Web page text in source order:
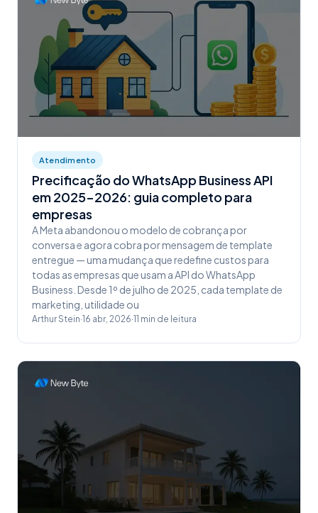
Atendimento
Precificação do WhatsApp Business API
em 2025-2026: guia completo para
empresas
A Meta abandonou o modelo de cobrança por
conversa e agora cobra por mensagem de template
entregue — uma mudança que redefine custos para
todas as empresas que usam a API do WhatsApp
Business. Desde 1º de julho de 2025, cada template de
marketing, utilidade ou
Arthur Stein·16 abr, 2026·11 min de leitura